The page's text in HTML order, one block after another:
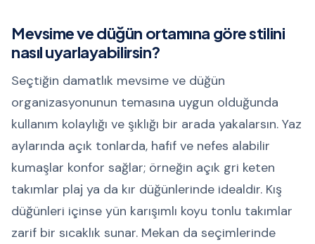
Mevsime ve düğün ortamına göre stilini
nasıl uyarlayabilirsin?
Seçtiğin damatlık mevsime ve düğün
organizasyonunun temasına uygun olduğunda
kullanım kolaylığı ve şıklığı bir arada yakalarsın. Yaz
aylarında açık tonlarda, hafif ve nefes alabilir
kumaşlar konfor sağlar; örneğin açık gri keten
takımlar plaj ya da kır düğünlerinde idealdir. Kış
düğünleri içinse yün karışımlı koyu tonlu takımlar
zarif bir sıcaklık sunar. Mekan da seçimlerinde